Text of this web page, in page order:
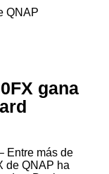
QNAP
gana
Entre más de
de QNAP ha